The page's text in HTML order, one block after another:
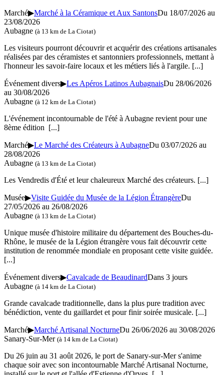
Marché▶Marché à la Céramique et Aux SantonsDu 18/07/2026 au
23/08/2026
Aubagne (à 13 km de La Ciotat)
Les visiteurs pourront découvrir et acquérir des créations artisanales
réalisées par des céramistes et santonniers professionnels, mettant à
l'honneur les savoir-faire locaux et les métiers liés à l'argile. [...]
Événement divers▶Les Apéros Latinos AubagnaisDu 28/06/2026
au 30/08/2026
Aubagne (à 12 km de La Ciotat)
L'événement incontournable de l'été à Aubagne revient pour une
8ème édition [...]
Marché▶Le Marché des Créateurs à AubagneDu 03/07/2026 au
28/08/2026
Aubagne (à 13 km de La Ciotat)
Les Vendredis d'Été et leur chaleureux Marché des créateurs. [...]
Musée▶Visite Guidée du Musée de la Légion ÉtrangèreDu
27/05/2026 au 26/08/2026
Aubagne (à 13 km de La Ciotat)
Unique musée d'histoire militaire du département des Bouches-du-
Rhône, le musée de la Légion étrangère vous fait découvrir cette
institution de renommée mondiale en proposant cette visite guidée.
[...]
Événement divers▶Cavalcade de BeaudinardDans 3 jours
Aubagne (à 14 km de La Ciotat)
Grande cavalcade traditionnelle, dans la plus pure tradition avec
bénédiction, vente du gaillardet et pour finir soirée musicale. [...]
Marché▶Marché Artisanal NocturneDu 26/06/2026 au 30/08/2026
Sanary-Sur-Mer (à 14 km de La Ciotat)
Du 26 juin au 31 août 2026, le port de Sanary-sur-Mer s'anime
chaque soir avec son incontournable Marché Artisanal Nocturne,